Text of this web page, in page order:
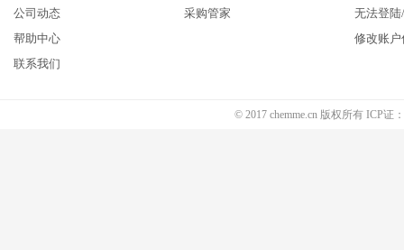
公司动态
帮助中心
联系我们
采购管家
无法登
修改账户
© 2017 chemme.cn 版权所有 ICP证：